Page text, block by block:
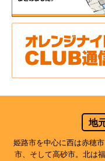
地
姫路市を中心に西は赤穂
市、そして高砂市。北は